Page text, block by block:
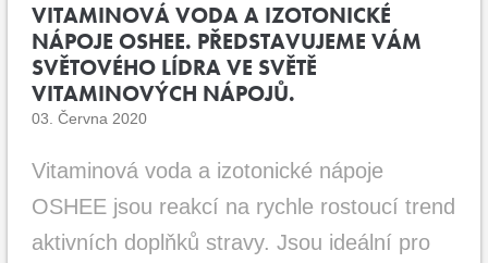
Magazín
Doplňky stravy Fitness vybavení
OUTLET OBLEČENÍ Posilovací stroje
VITAMINOVÁ VODA A IZOTONICKÉ
NÁPOJE OSHEE. PŘEDSTAVUJEME VÁM
SVĚTOVÉHO LÍDRA VE SVĚTĚ
VITAMINOVÝCH NÁPOJŮ.
03. Června 2020
Vitaminová voda a izotonické nápoje
OSHEE jsou reakcí na rychle rostoucí trend
aktivních doplňků stravy. Jsou ideální pro